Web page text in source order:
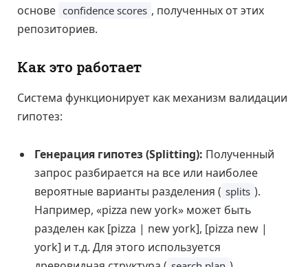
основе confidence scores , полученных от этих
репозиториев.
Как это работает
Система функционирует как механизм валидации
гипотез:
Генерация гипотез (Splitting): Полученный
запрос разбирается на все или наиболее
вероятные варианты разделения ( splits ).
Например, «pizza new york» может быть
разделен как [pizza | new york], [pizza new |
york] и т.д. Для этого используется